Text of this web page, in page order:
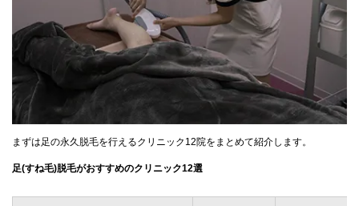
まずは足の永久脱毛を行えるクリニック12院をまとめて紹介します。
足(すね毛)脱毛がおすすめのクリニック12選